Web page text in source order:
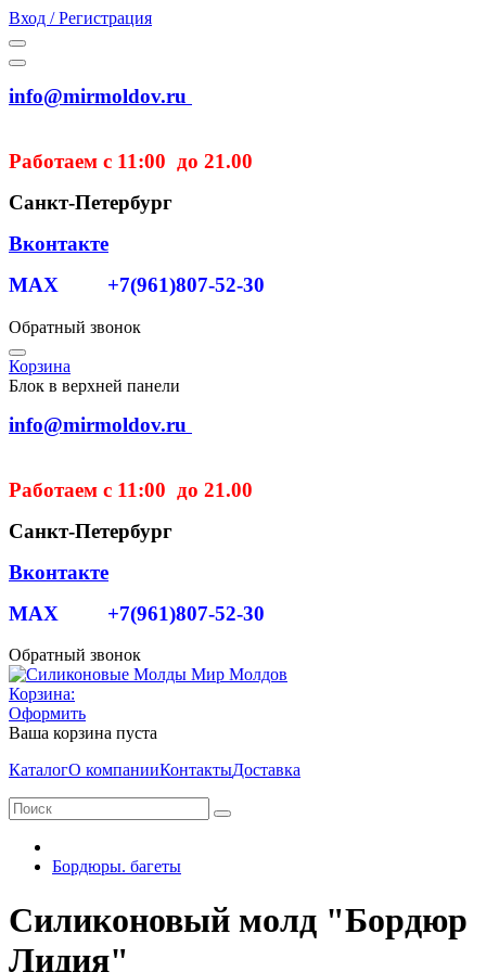
Вход / Регистрация
info@mirmoldov.ru
Работаем с 11:00 до 21.00
Санкт-Петербург
Вконтакте
MAX +7(961)807-52-30
Обратный звонок
Корзина
Блок в верхней панели
info@mirmoldov.ru
Работаем с 11:00 до 21.00
Санкт-Петербург
Вконтакте
MAX +7(961)807-52-30
Обратный звонок
Корзина:
Оформить
Ваша корзина пуста
КаталогО компанииКонтактыДоставка
Бордюры. багеты
Силиконовый молд "Бордюр
Лидия"